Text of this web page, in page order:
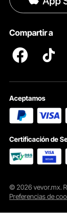
transporte y
Ayuda & FAQs
Compartir a
Aceptamos
Certificación de
© 2026 vevor.mx.
Preferencias de